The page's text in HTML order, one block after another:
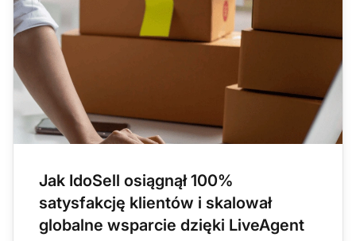
Jak IdoSell osiągnął 100%
satysfakcję klientów i skalował
globalne wsparcie dzięki LiveAgent